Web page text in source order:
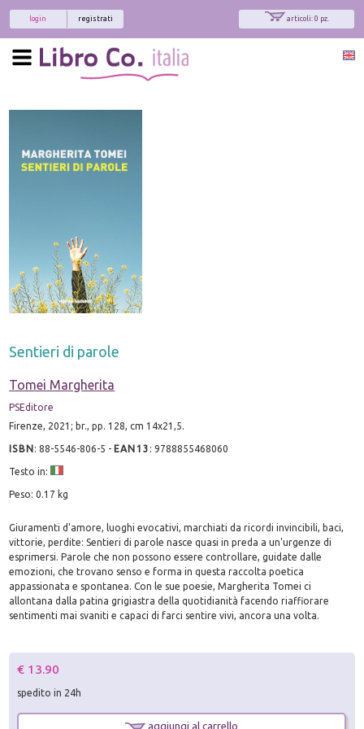
articoli: 0 pz.
registrati
login
Sentieri di parole
Tomei Margherita
PSEditore
Firenze, 2021; br., pp. 128, cm 14x21,5.
ISBN:88-5546-806-5 - EAN13 :9788855468060
Testo in:
Peso: 0.17 kg
Giuramenti d'amore, luoghi evocativi, marchiati da ricordi invincibili, baci,
vittorie, perdite: Sentieri di parole nasce quasi in preda a un'urgenze di
esprimersi. Parole che non possono essere controllare, guidate dalle
emozioni, che trovano senso e forma in questa raccolta poetica
appassionata e spontanea. Con le sue poesie, Margherita Tomei ci
allontana dalla patina grigiastra della quotidianità facendo riaffiorare
sentimenti mai svaniti e capaci di farci sentire vivi, ancora una volta.
€ 13.90
spedito in 24h
aggiungi al carrello
modulo di iscrizione